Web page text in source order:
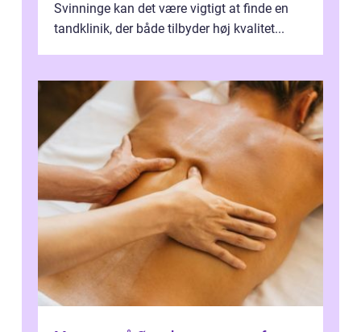
Svinninge kan det være vigtigt at finde en
tandklinik, der både tilbyder høj kvalitet...